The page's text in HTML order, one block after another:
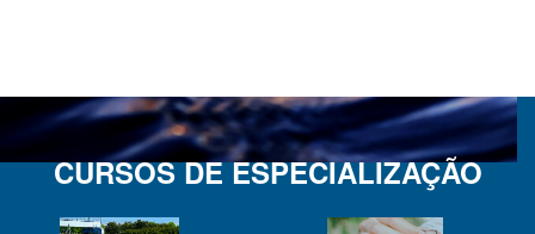
CURSOS DE ESPECIALIZAÇÃO